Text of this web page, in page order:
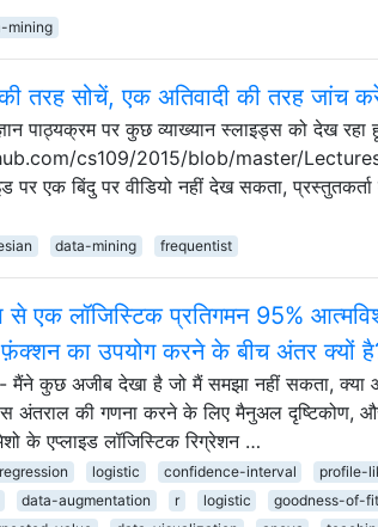
mining
तरह सोचें, एक अतिवादी की तरह जांच
पाठ्यक्रम पर कुछ व्याख्यान स्लाइड्स को देख रहा
cs109/2015/blob/master/Lectures/
पर एक बिंदु पर वीडियो नहीं देख सकता,
data-mining frequentist
एक लॉजिस्टिक प्रतिगमन 95%
का उपयोग करने के बीच अंतर क्यों
- मैंने कुछ अजीब देखा है जो मैं समझा नहीं सकता,
अंतराल की गणना करने के लिए मैनुअल
के एप्लाइड लॉजिस्टिक रिग्रेशन …
regression logistic confidence-interval profile-
data-augmentation r logistic goodness-of-fit